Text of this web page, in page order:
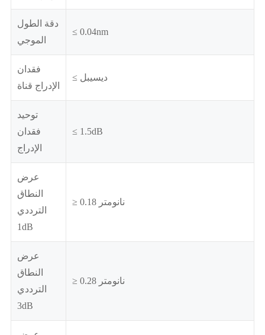
دقة الطول
الموجي
≤ 0.04nm
فقدان
الإدراج قناة
≤ ديسيبل
توحيد
فقدان
الإدراج
≤ 1.5dB
عرض
النطاق
الترددي
1dB
≥ 0.18 نانومتر
عرض
النطاق
الترددي
3dB
≥ 0.28 نانومتر